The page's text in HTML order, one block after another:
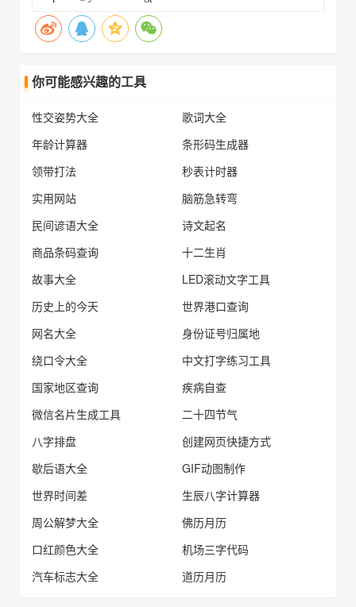
你可能感兴趣的工具
性交姿势大全
歌词大全
年龄计算器
条形码生成器
领带打法
秒表计时器
实用网站
脑筋急转弯
民间谚语大全
诗文起名
商品条码查询
十二生肖
故事大全
LED滚动文字工具
历史上的今天
世界港口查询
网名大全
身份证号归属地
绕口令大全
中文打字练习工具
国家地区查询
疾病自查
微信名片生成工具
二十四节气
八字排盘
创建网页快捷方式
歇后语大全
GIF动图制作
世界时间差
生辰八字计算器
周公解梦大全
佛历月历
口红颜色大全
机场三字代码
汽车标志大全
道历月历